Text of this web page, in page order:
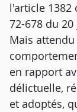
l'article 1382
72-678 du
Mais
en rapport
délictuelle,
et adoptés,